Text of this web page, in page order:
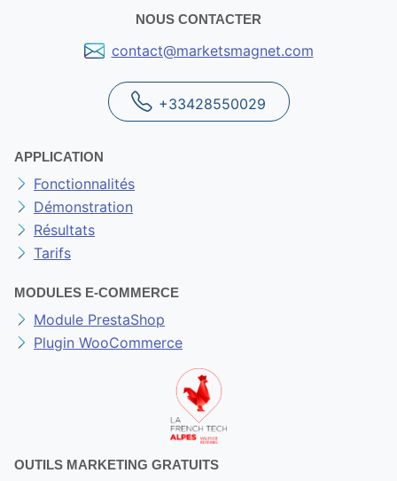
NOUS CONTACTER
contact@marketsmagnet.com
+33428550029
APPLICATION
Fonctionnalités
Démonstration
Résultats
Tarifs
MODULES E-COMMERCE
Module PrestaShop
Plugin WooCommerce
OUTILS MARKETING GRATUITS